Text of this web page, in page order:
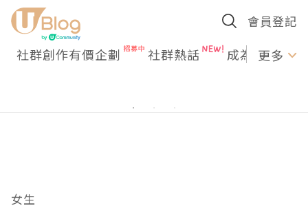
會員登記
社群創作有價企劃 社群熱話 成為U更多
女生